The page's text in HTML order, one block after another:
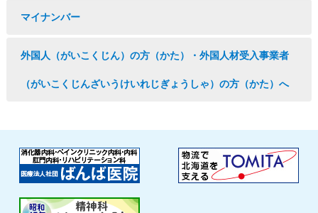
マイナンバー
外国人（がいこくじん）の方（かた）・外国人材受入事業者
（がいこくじんざいうけいれじぎょうしゃ）の方（かた）へ